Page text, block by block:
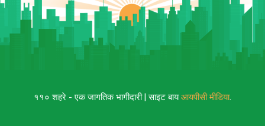
११० शहरे - एक जागतिक भागीदारी | साइट बायआयपीसी मीडिया.